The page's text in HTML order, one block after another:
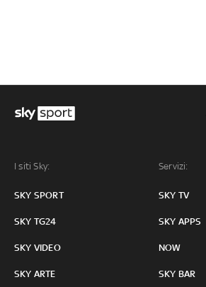
I siti Sky:
SKY SPORT
SKY TG24
SKY VIDEO
SKY ARTE
Servizi:
SKY TV
SKY APPS
NOW
SKY BAR